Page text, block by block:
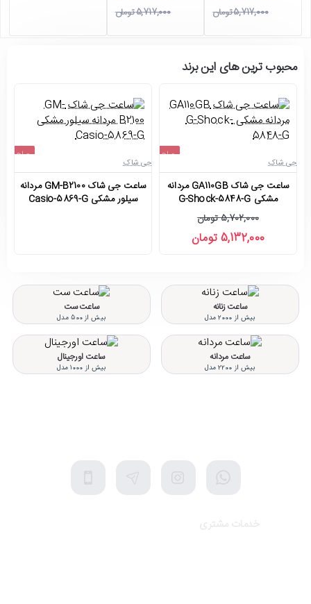
5,717,000 تومان 5,717,000 تومان
محبوب ترین های این برند
حراج
-10%
جی شاک
ساعت جی شاک GA110GB مردانه
مشکی G-Shock-5848-G
5,132,000 تومان
5,702,000 تومان
حراج
اتمام موجودی
جی شاک
ساعت جی شاک GM-B2100 مردانه
سیلور مشکی Casio-5869-G
ساعت زنانه
بیش از 2000 مدل
ساعت ست
بیش از 500 مدل
ساعت مردانه
بیش از 2200 مدل
ساعت اورجینال
بیش از 1000 مدل